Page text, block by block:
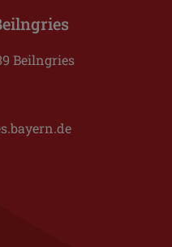
Beilngries